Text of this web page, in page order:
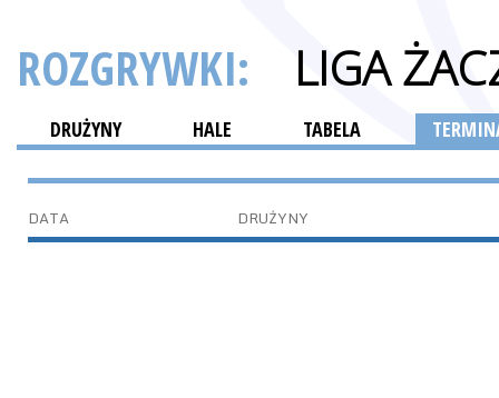
ROZGRYWKI: LIGA
DRUŻYNY HALE TABELA
DATA DRUŻYNY